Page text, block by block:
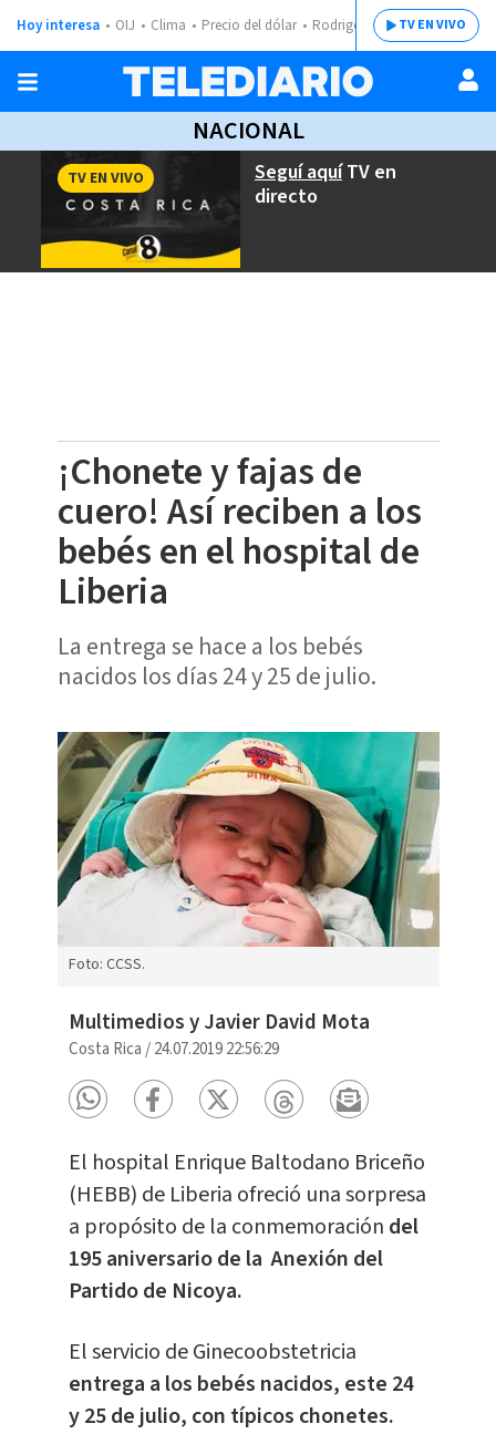
Hoy interesa OIJ Clima Precio del dólar Rodrigo ChavesTV EN VIVO
NACIONAL
Seguí aquíTV en
directo
TV EN VIVO
¡Chonete y fajas de
cuero! Así reciben a los
bebés en el hospital de
Liberia
La entrega se hace a los bebés
nacidos los días 24 y 25 de julio.
Foto: CCSS.
Multimedios y Javier David Mota
Costa Rica /24.07.2019 22:56:29
El hospital Enrique Baltodano Briceño
(HEBB) de Liberia ofreció una sorpresa
a propósito de la conmemoración del
195 aniversario de la Anexión del
Partido de Nicoya.
El servicio de Ginecoobstetricia
entrega a los bebés nacidos, este 24
y 25 de julio, con típicos chonetes.